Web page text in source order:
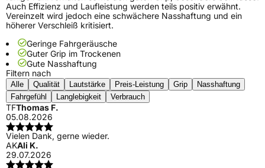
Auch Effizienz und Laufleistung werden teils positiv erwähnt.
Vereinzelt wird jedoch eine schwächere Nasshaftung und ein
höherer Verschleiß kritisiert.
Geringe Fahrgeräusche
Guter Grip im Trockenen
Gute Nasshaftung
Filtern nach
Alle Qualität Lautstärke Preis-Leistung Grip
Nasshaftung
Fahrgefühl
Langlebigkeit Verbrauch
TFThomas F.
05.08.2026
Vielen Dank, gerne wieder.
AKAli K.
29.07.2026